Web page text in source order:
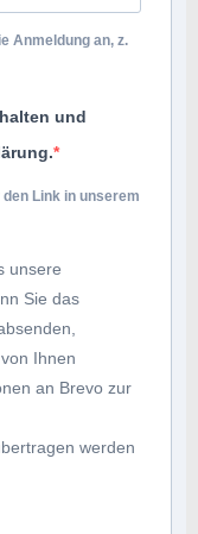
Anmeldung an, z.
und
Link in unserem
unsere
Sie das
Ihnen
an Brevo zur
werden